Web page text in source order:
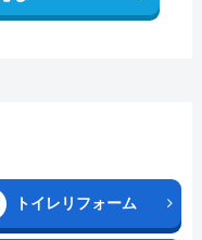
トイレリフォーム